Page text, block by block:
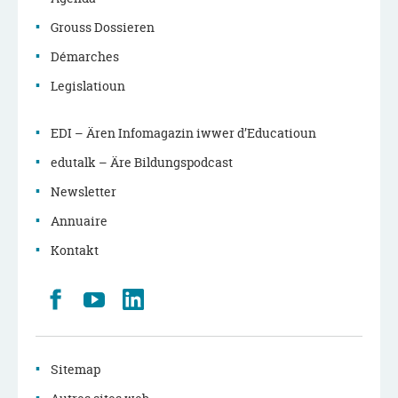
Grouss Dossieren
Démarches
Legislatioun
EDI – Ären Infomagazin iwwer d’Educatioun
edutalk – Äre Bildungspodcast
Newsletter
Annuaire
Kontakt
Retrouvez
nous
Facebook
Youtube
Sitemap